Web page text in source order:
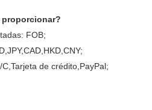
FOB;
de crédito,PayPal;